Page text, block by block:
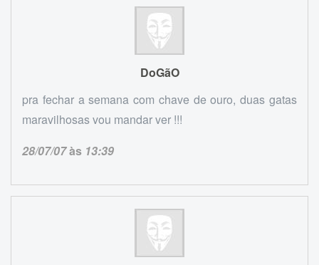
DoGãO
pra fechar a semana com chave de ouro, duas gatas
maravilhosas vou mandar ver !!!
28/07/07às 13:39